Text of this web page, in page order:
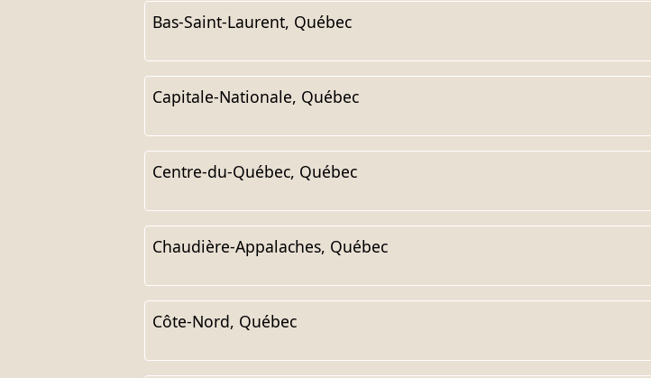
Bas-Saint-Laurent, Québec
Capitale-Nationale, Québec
Centre-du-Québec, Québec
Chaudière-Appalaches, Québec
Côte-Nord, Québec